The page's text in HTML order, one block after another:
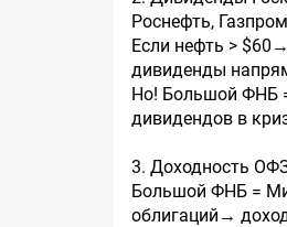
Роснефть,
Если нефть >
дивиденды
Но! Большой ФНБ
дивидендов в
3. Доходность
Большой ФНБ =
облигаций→